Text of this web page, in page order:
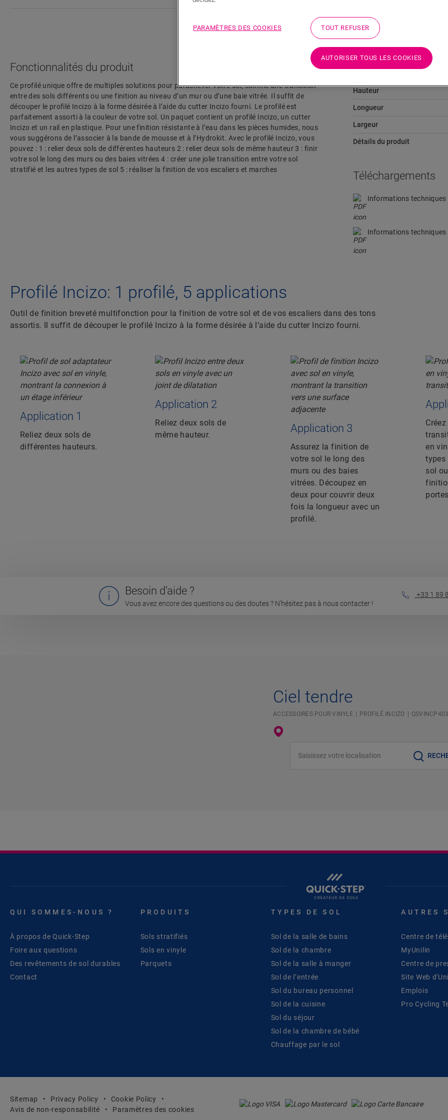
Fonctionnalités du produit
Ce profilé unique offre de multiples solutions pour parachever votre sol, comme une transition
entre des sols différents ou une finition au niveau d’un mur ou d’une baie vitrée. Il suffit de
découper le profilé Incizo à la forme désirée à l’aide du cutter Incizo fourni. Le profilé est
parfaitement assorti à la couleur de votre sol. Un paquet contient un profilé Incizo, un cutter
Incizo et un rail en plastique. Pour une finition résistante à l’eau dans les pièces humides, nous
vous suggérons de l’associer à la bande de mousse et à l’Hydrokit. Avec le profilé Incizo, vous
pouvez : 1 : relier deux sols de différentes hauteurs 2 : relier deux sols de même hauteur 3 : finir
votre sol le long des murs ou des baies vitrées 4 : créer une jolie transition entre votre sol
stratifié et les autres types de sol 5 : réaliser la finition de vos escaliers et marches
Dimensions
Hauteur
Longueur
Largeur
Détails du produit
Téléchargements
Informations techniques
Informations techniques
Profilé Incizo: 1 profilé, 5 applications
Outil de finition breveté multifonction pour la finition de votre sol et de vos escaliers dans des tons
assortis. Il suffit de découper le profilé Incizo à la forme désirée à l’aide du cutter Incizo fourni.
Application 1
Reliez deux sols de
différentes hauteurs.
Application 2
Reliez deux sols de
même hauteur.
Application 3
Assurez la finition de
votre sol le long des
murs ou des baies
vitrées. Découpez en
deux pour couvrir deux
fois la longueur avec un
profilé.
en
types
sol
Besoin d’aide ?
Vous avez encore des questions ou des doutes ? N’hésitez pas à nous contacter !
+33 1 89
Ciel tendre
ACCESSOIRES POUR VINYLE PROFILÉ INCIZO
QUI SOMMES-NOUS ?
À propos de Quick-Step
Foire aux questions
Des revêtements de sol durables
Contact
PRODUITS
Sols stratifiés
Sols en vinyle
Parquets
TYPES DE SOL
Sol de la salle de bains
Sol de la chambre
Sol de la salle à manger
Sol de l’entrée
Sol du bureau personnel
Sol de la cuisine
Sol du séjour
Sol de la chambre de bébé
Chauffage par le sol
AUTRES
Centre de
MyUnilin
Centre de
Site Web
Emplois
Pro Cycling
Sitemap Privacy Policy
Cookie Policy
Avis de non-responsabilité
Paramètres des cookies
PARAMÈTRES DES COOKIES TOUT REFUSER
AUTORISER TOUS LES COOKIES